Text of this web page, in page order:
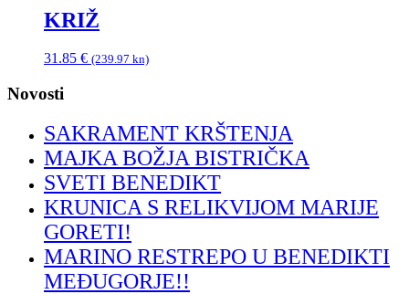
KRIŽ
31.85 € (239.97 kn)
Novosti
SAKRAMENT KRŠTENJA
MAJKA BOŽJA BISTRIČKA
SVETI BENEDIKT
KRUNICA S RELIKVIJOM MARIJE
GORETI!
MARINO RESTREPO U BENEDIKTI
MEĐUGORJE!!